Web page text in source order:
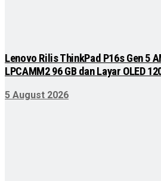
Lenovo Rilis ThinkPad P16s Gen 5
LPCAMM2 96 GB dan Layar OLED
5 August 2026